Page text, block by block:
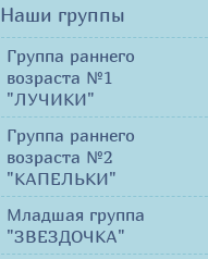
Наши группы
Группа раннего
возраста №1
"ЛУЧИКИ"
Группа раннего
возраста №2
"КАПЕЛЬКИ"
Младшая группа
"ЗВЕЗДОЧКА"